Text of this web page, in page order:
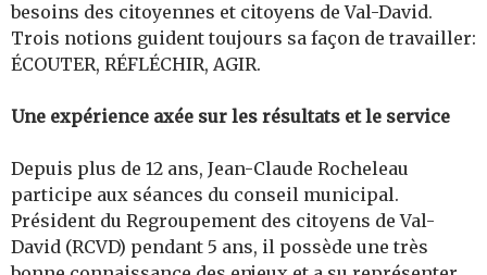
besoins des citoyennes et citoyens de Val-David.
Trois notions guident toujours sa façon de travailler:
ÉCOUTER, RÉFLÉCHIR, AGIR.
Une expérience axée sur les résultats et le service
Depuis plus de 12 ans, Jean-Claude Rocheleau
participe aux séances du conseil municipal.
Président du Regroupement des citoyens de Val-
David (RCVD) pendant 5 ans, il possède une très